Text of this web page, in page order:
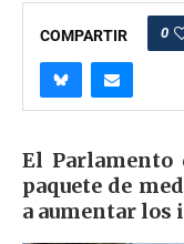
COMPARTIR 0
El Parlamento
paquete de
a aumentar los